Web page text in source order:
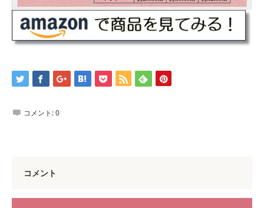
コメント:0
コメント